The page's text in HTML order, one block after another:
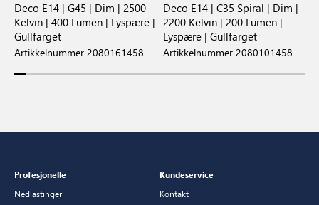
Deco E14 | G45 | Dim | 2500
Kelvin | 400 Lumen | Lyspære |
Gullfarget
Artikkelnummer 2080161458
Deco E14 | C35 Spiral | Dim |
2200 Kelvin | 200 Lumen |
Lyspære | Gullfarget
Artikkelnummer 2080101458
Profesjonelle
Nedlastinger
Kundeservice
Kontakt